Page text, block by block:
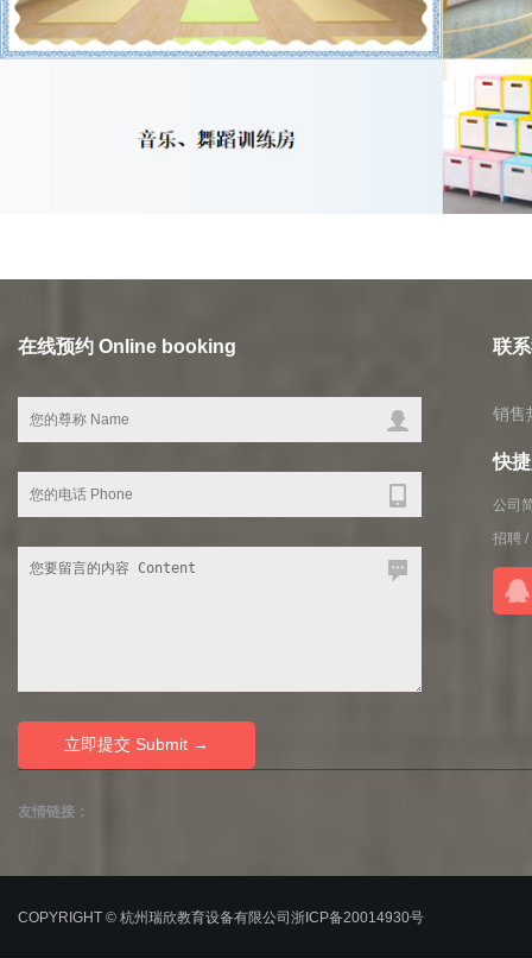
在线预约 Online booking 联
销售
快
公司
招聘 /
友情链接：
COPYRIGHT © 杭州瑞欣教育设备有限公司 浙ICP备20014930号